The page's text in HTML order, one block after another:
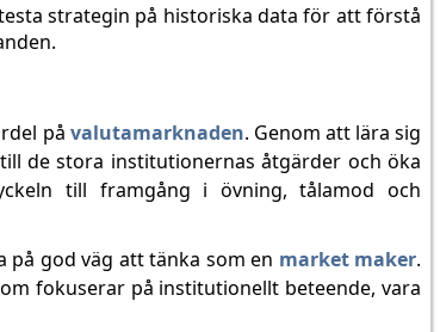
strategin på historiska data för att förstå
på valutamarknaden. Genom att lära sig
de stora institutionernas åtgärder och öka
till framgång i övning, tålamod och
god väg att tänka som en market maker.
fokuserar på institutionellt beteende, vara